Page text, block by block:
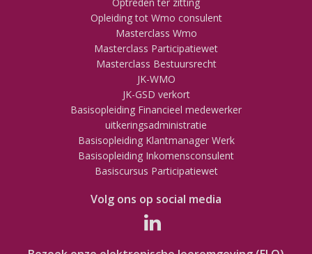
Opleiding tot Wmo consulent
Masterclass Wmo
Masterclass Participatiewet
Masterclass Bestuursrecht
JK-WMO
JK-GSD verkort
Basisopleiding Financieel medewerker
uitkeringsadministratie
Basisopleiding Klantmanager Werk
Basisopleiding Inkomensconsulent
Basiscursus Participatiewet
Volg ons op social media